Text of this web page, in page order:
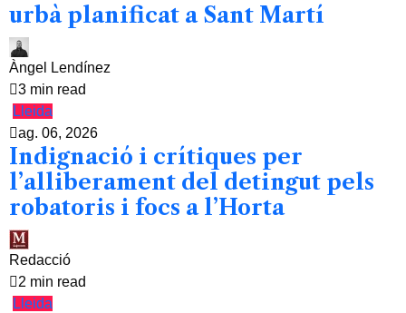
urbà planificat a Sant Martí
Àngel Lendínez
3 min read
Lleida
ag. 06, 2026
Indignació i crítiques per
l’alliberament del detingut pels
robatoris i focs a l’Horta
Redacció
2 min read
Lleida